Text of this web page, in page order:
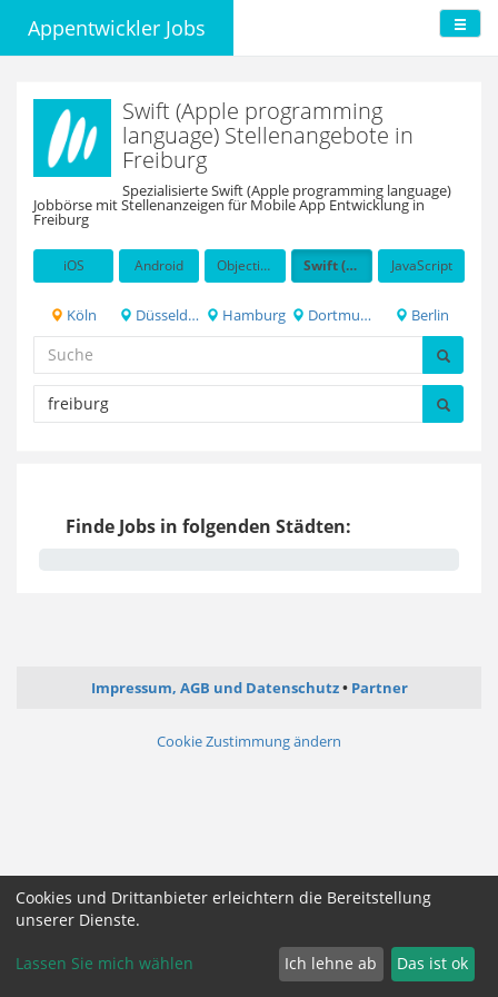
Appentwickler Jobs
Swift (Apple programming
language) Stellenangebote in
Freiburg
Spezialisierte Swift (Apple programming language)
Jobbörse mit Stellenanzeigen für Mobile App Entwicklung in
Freiburg
iOS Android Objective-C Swift (Apple programming language) JavaScript
Köln Düsseldorf Hamburg Dortmund Berlin
Finde Jobs in folgenden Städten:
Impressum, AGB und Datenschutz Partner
Cookie Zustimmung ändern
Cookies und Drittanbieter erleichtern die Bereitstellung
unserer Dienste.
Lassen Sie mich wählen Ich lehne ab Das ist ok